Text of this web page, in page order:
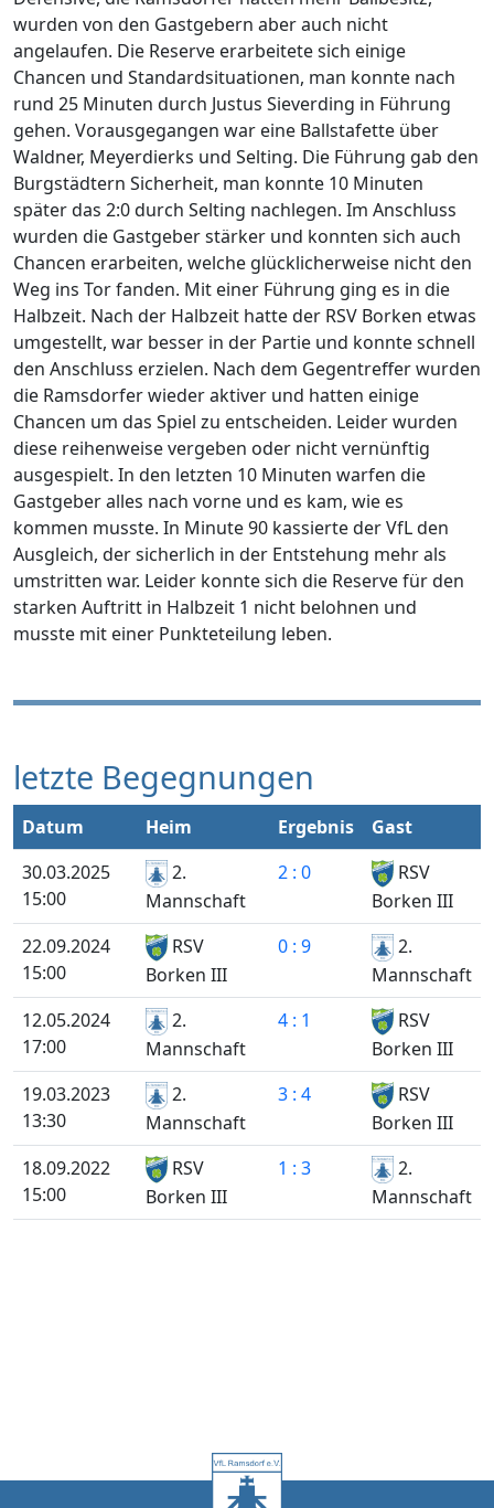
wurden von den Gastgebern aber auch nicht
angelaufen. Die Reserve erarbeitete sich einige
Chancen und Standardsituationen, man konnte nach
rund 25 Minuten durch Justus Sieverding in Führung
gehen. Vorausgegangen war eine Ballstafette über
Waldner, Meyerdierks und Selting. Die Führung gab den
Burgstädtern Sicherheit, man konnte 10 Minuten
später das 2:0 durch Selting nachlegen. Im Anschluss
wurden die Gastgeber stärker und konnten sich auch
Chancen erarbeiten, welche glücklicherweise nicht den
Weg ins Tor fanden. Mit einer Führung ging es in die
Halbzeit. Nach der Halbzeit hatte der RSV Borken etwas
umgestellt, war besser in der Partie und konnte schnell
den Anschluss erzielen. Nach dem Gegentreffer wurden
die Ramsdorfer wieder aktiver und hatten einige
Chancen um das Spiel zu entscheiden. Leider wurden
diese reihenweise vergeben oder nicht vernünftig
ausgespielt. In den letzten 10 Minuten warfen die
Gastgeber alles nach vorne und es kam, wie es
kommen musste. In Minute 90 kassierte der VfL den
Ausgleich, der sicherlich in der Entstehung mehr als
umstritten war. Leider konnte sich die Reserve für den
starken Auftritt in Halbzeit 1 nicht belohnen und
musste mit einer Punkteteilung leben.
letzte Begegnungen
Datum Heim Ergebnis
Gast
30.03.2025
15:00
2.
Mannschaft
2 : 0
RSV
Borken III
22.09.2024
15:00
RSV
Borken III
0 : 9
2.
Mannschaft
12.05.2024
17:00
2.
Mannschaft
4 : 1
RSV
Borken III
19.03.2023
13:30
2.
Mannschaft
3 : 4
RSV
Borken III
18.09.2022
15:00
RSV
Borken III
1 : 3
2.
Mannschaft